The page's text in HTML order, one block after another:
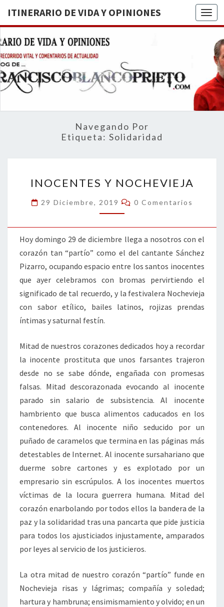
ITINERARIO DE VIDA Y OPINIONES
DE
BREVE
RECORRIDO
VITAL Y
ACTUALIDAD
Navegando Por
Etiqueta: Solidaridad
NOCHEVIEJA
INOCENTES Y NOCHEVIEJA
29 Diciembre, 2019 Comentarios
0 Comentarios
Hoy domingo 29 de diciembre llega a nosotros con el
corazón tan “partío” como el del cantante Sánchez
Pizarro, ocupando espacio entre los santos inocentes
que ayer celebramos con bromas pervirtiendo el
significado de tal recuerdo, y la festivalera Nochevieja
con sabor etílico, bailes latinos, rojizas prendas
íntimas y saturnal festín.
Mitad de nuestros corazones dedicados hoy a recordar
la inocente prostituta que unos farsantes trajeron
desde no se sabe dónde, engañada con promesas
falsas. Mitad descorazonada evocando al inocente
parado sin salario de subsistencia. Al inocente
hambriento que busca alimentos caducados en los
contenedores. Al inocente niño seducido por un
puñado de caramelos que termina en las páginas más
detestables de Internet. Al inocente sursahariano que
duerme sobre cartones y es explotado por un
empresario sin escrúpulos. A los inocentes muertos
víctimas de la locura guerrera humana. Mitad del
corazón enarbolando por todos ellos la bandera de la
paz y la solidaridad tras una pancarta que pide justicia
para todos los ajusticiados injustamente, amparados
por leyes al servicio de los justicieros.
La otra mitad de nuestro corazón “partío” funde en
Nochevieja risas y lágrimas; compañía y soledad;
hartura y hambruna; ensimismamiento y olvido; en un